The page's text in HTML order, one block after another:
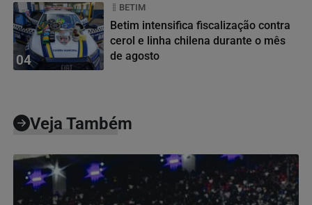
04
BETIM
Betim intensifica fiscalização contra
cerol e linha chilena durante o mês
de agosto
Veja Também